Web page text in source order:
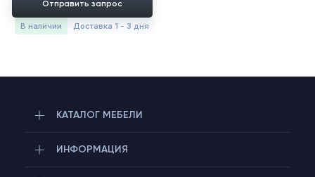
в наличии Доставка 1 - 3 дня
Отправить запрос
КАТАЛОГ МЕБЕЛИ
ИНФОРМАЦИЯ